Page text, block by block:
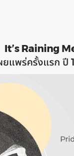
It’s Raining
ยแพร่ครั้งแรก ปี